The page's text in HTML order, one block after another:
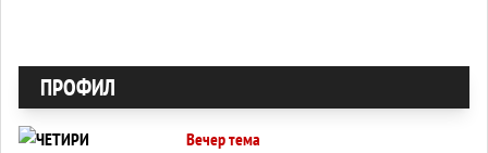
ПРОФИЛ
Вечер тема